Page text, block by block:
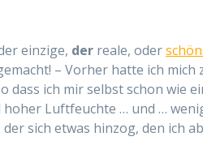
einzige, der reale, oder
– Vorher hatte ich mich
dass ich mir selbst schon wie
hoher Luftfeuchte … und …
sich etwas hinzog, den ich